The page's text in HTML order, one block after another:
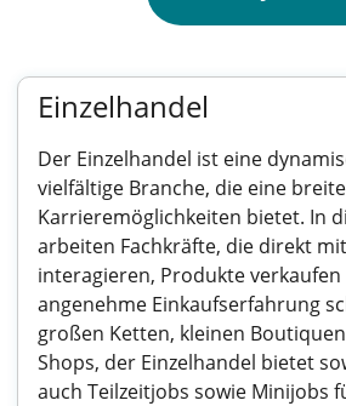
Einzelhandel
Der Einzelhandel ist eine
vielfältige Branche, die eine
Karrieremöglichkeiten bietet. In
arbeiten Fachkräfte, die direkt
interagieren, Produkte
angenehme Einkaufserfahrung
großen Ketten, kleinen
Shops, der Einzelhandel bietet
auch Teilzeitjobs sowie Minijobs